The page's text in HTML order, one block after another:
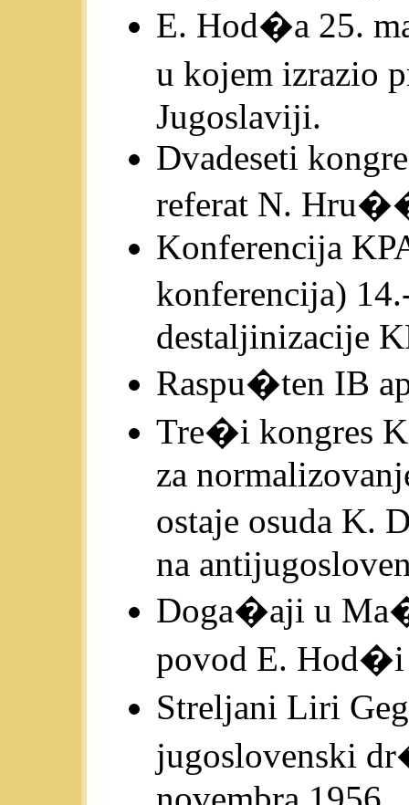
E. Hod�a 25.
u kojem izrazio
Jugoslaviji.
Dvadeseti
referat N.
Konferencija
konferencija)
destaljinizacije
Raspu�ten IB
Tre�i kongres
za
ostaje osuda K.
na
Doga�aji u
povod E. Hod�i
Streljani Liri
jugoslovenski